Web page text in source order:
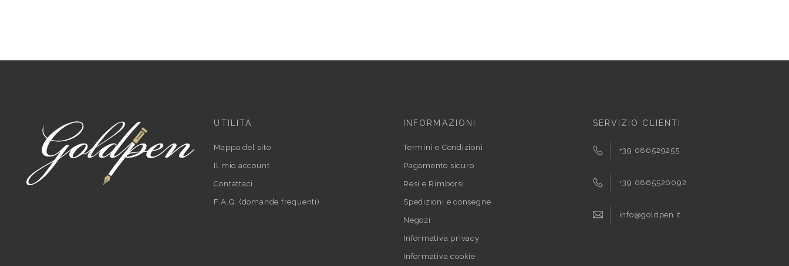
UTILITÀ
Mappa del sito
Il mio account
Contattaci
F.A.Q. (domande frequenti)
INFORMAZIONI
Termini e Condizioni
Pagamento sicuro
Resi e Rimborsi
Spedizioni e consegne
Negozi
Informativa privacy
Informativa cookie
SERVIZIO CLIENTI
+39 086529255
+39 0865520092
info@goldpen.it